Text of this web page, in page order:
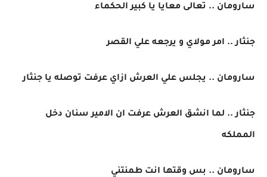
سارومان .. تعالى معايا يا كبير الحكماء
جنثار .. امر مولاي و يرجعه علي القصر
سارومان .. يجلس علي العرش ازاي عرفت توصله يا جنثار
جنثار .. لما انشق العرش عرفت ان الامير سنان دخل
المملكه
سارومان .. بس وقتها انت طمنتني